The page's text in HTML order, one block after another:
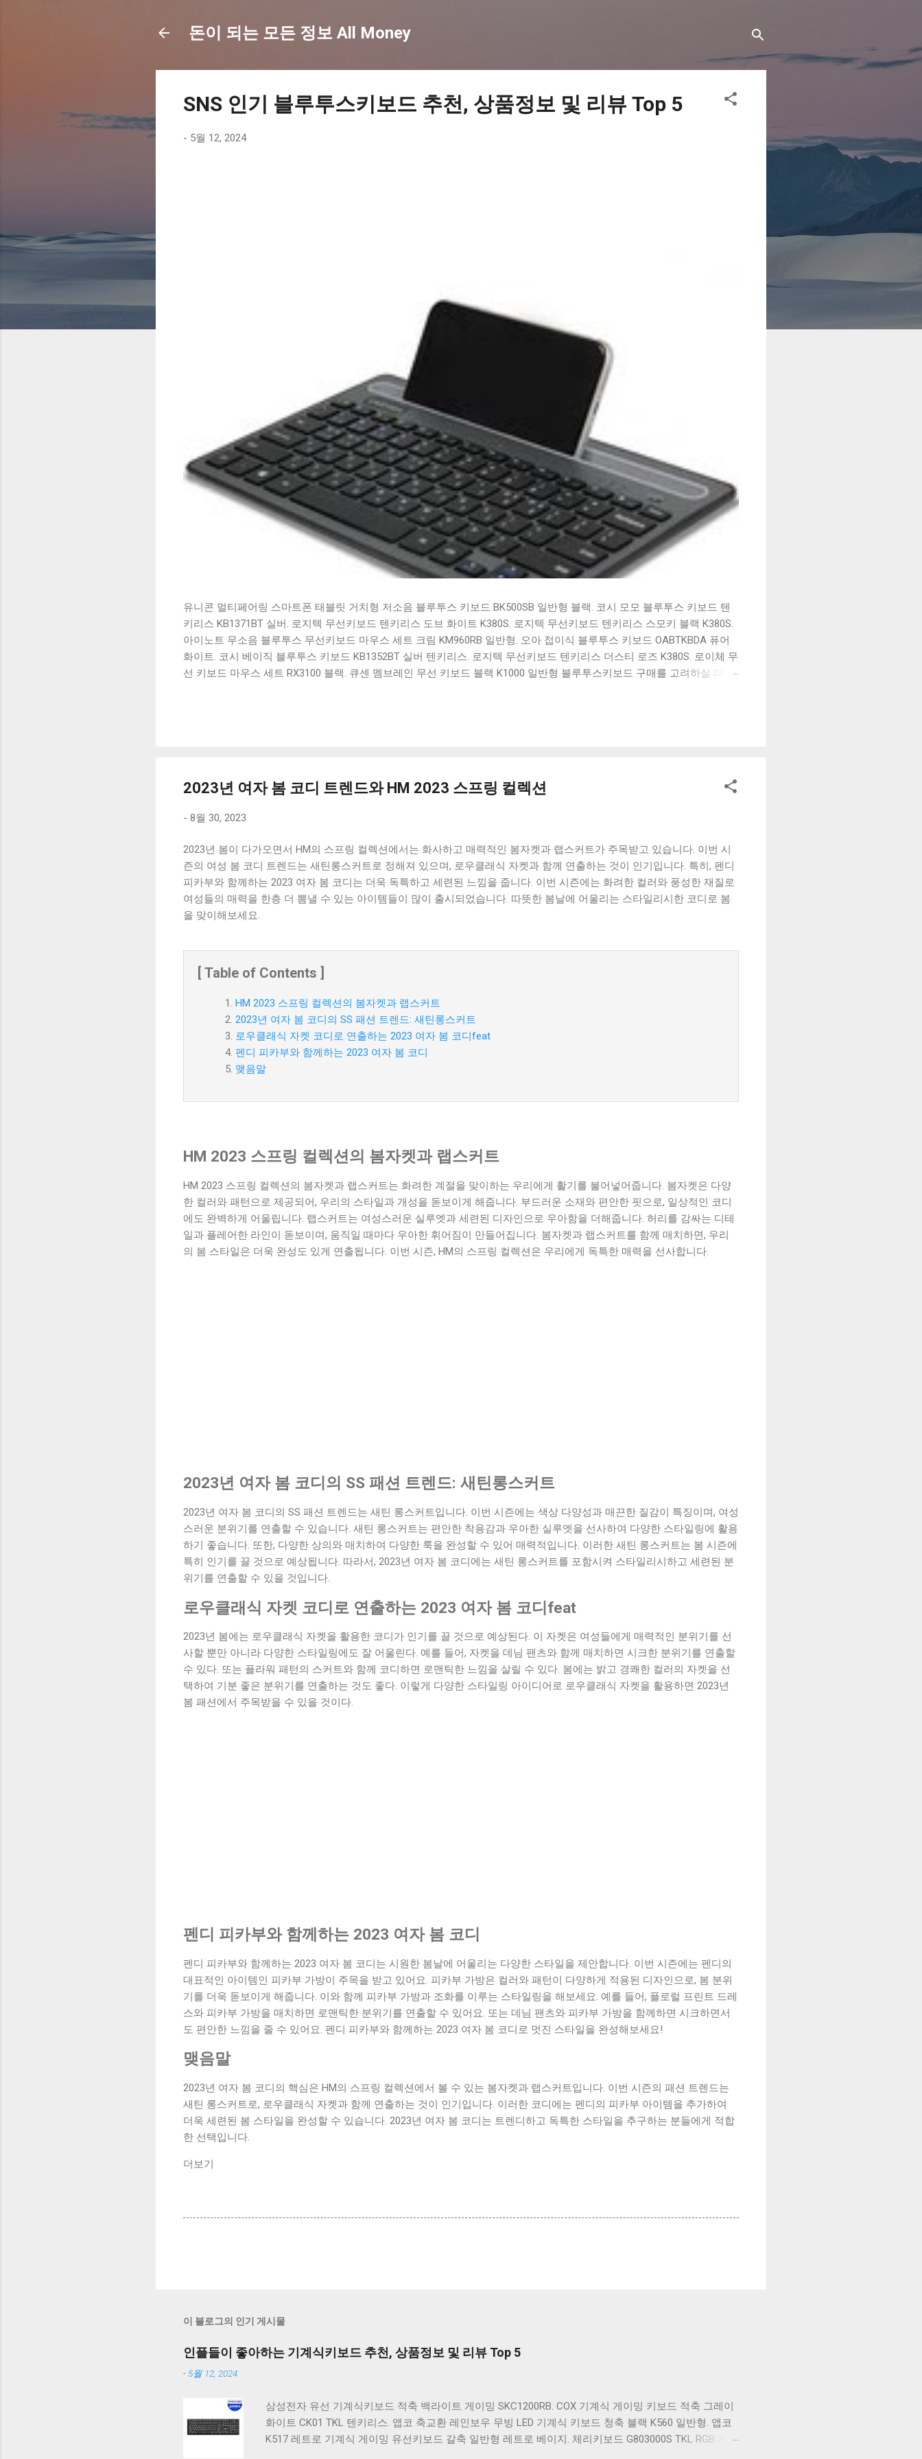
돈이 되는 모든 정보 All Money
SNS 인기 블루투스키보드 추천, 상품정보 및 리뷰 Top 5
- 5월 12, 2024
유니콘 멀티페어링 스마트폰 태블릿 거치형 저소음 블루투스 키보드 BK500SB 일반형 블랙. 코시 모모 블루투스 키보드 텐
키리스 KB1371BT 실버. 로지텍 무선키보드 텐키리스 도브 화이트 K380S. 로지텍 무선키보드 텐키리스 스모키 블랙 K380S.
아이노트 무소음 블루투스 무선키보드 마우스 세트 크림 KM960RB 일반형. 오아 접이식 블루투스 키보드 OABTKBDA 퓨어
화이트. 코시 베이직 블루투스 키보드 KB1352BT 실버 텐키리스. 로지텍 무선키보드 텐키리스 더스티 로즈 K380S. 로이체 무
선 키보드 마우스 세트 RX3100 블랙. 큐센 멤브레인 무선 키보드 블랙 K1000 일반형 블루투스키보드 구매를 고려하실 때, 추
2023년 여자 봄 코디 트렌드와 HM 2023 스프링 컬렉션
- 8월 30, 2023
2023년 봄이 다가오면서 HM의 스프링 컬렉션에서는 화사하고 매력적인 봄자켓과 랩스커트가 주목받고 있습니다. 이번 시
즌의 여성 봄 코디 트렌드는 새틴롱스커트로 정해져 있으며, 로우클래식 자켓과 함께 연출하는 것이 인기입니다. 특히, 펜디
피카부와 함께하는 2023 여자 봄 코디는 더욱 독특하고 세련된 느낌을 줍니다. 이번 시즌에는 화려한 컬러와 풍성한 재질로
여성들의 매력을 한층 더 뽐낼 수 있는 아이템들이 많이 출시되었습니다. 따뜻한 봄날에 어울리는 스타일리시한 코디로 봄
을 맞이해보세요.
[ Table of Contents ]
HM 2023 스프링 컬렉션의 봄자켓과 랩스커트
2023년 여자 봄 코디의 SS 패션 트렌드: 새틴롱스커트
로우클래식 자켓 코디로 연출하는 2023 여자 봄 코디feat
펜디 피카부와 함께하는 2023 여자 봄 코디
맺음말
HM 2023 스프링 컬렉션의 봄자켓과 랩스커트
HM 2023 스프링 컬렉션의 봄자켓과 랩스커트는 화려한 계절을 맞이하는 우리에게 활기를 불어넣어줍니다. 봄자켓은 다양
한 컬러와 패턴으로 제공되어, 우리의 스타일과 개성을 돋보이게 해줍니다. 부드러운 소재와 편안한 핏으로, 일상적인 코디
에도 완벽하게 어울립니다. 랩스커트는 여성스러운 실루엣과 세련된 디자인으로 우아함을 더해줍니다. 허리를 감싸는 디테
일과 플레어한 라인이 돋보이며, 움직일 때마다 우아한 휘어짐이 만들어집니다. 봄자켓과 랩스커트를 함께 매치하면, 우리
의 봄 스타일은 더욱 완성도 있게 연출됩니다. 이번 시즌, HM의 스프링 컬렉션은 우리에게 독특한 매력을 선사합니다.
2023년 여자 봄 코디의 SS 패션 트렌드: 새틴롱스커트
2023년 여자 봄 코디의 SS 패션 트렌드는 새틴 롱스커트입니다. 이번 시즌에는 색상 다양성과 매끈한 질감이 특징이며, 여성
스러운 분위기를 연출할 수 있습니다. 새틴 롱스커트는 편안한 착용감과 우아한 실루엣을 선사하여 다양한 스타일링에 활용
하기 좋습니다. 또한, 다양한 상의와 매치하여 다양한 룩을 완성할 수 있어 매력적입니다. 이러한 새틴 롱스커트는 봄 시즌에
특히 인기를 끌 것으로 예상됩니다. 따라서, 2023년 여자 봄 코디에는 새틴 롱스커트를 포함시켜 스타일리시하고 세련된 분
위기를 연출할 수 있을 것입니다.
로우클래식 자켓 코디로 연출하는 2023 여자 봄 코디feat
2023년 봄에는 로우클래식 자켓을 활용한 코디가 인기를 끌 것으로 예상된다. 이 자켓은 여성들에게 매력적인 분위기를 선
사할 뿐만 아니라 다양한 스타일링에도 잘 어울린다. 예를 들어, 자켓을 데님 팬츠와 함께 매치하면 시크한 분위기를 연출할
수 있다. 또는 플라워 패턴의 스커트와 함께 코디하면 로맨틱한 느낌을 살릴 수 있다. 봄에는 밝고 경쾌한 컬러의 자켓을 선
택하여 기분 좋은 분위기를 연출하는 것도 좋다. 이렇게 다양한 스타일링 아이디어로 로우클래식 자켓을 활용하면 2023년
봄 패션에서 주목받을 수 있을 것이다.
펜디 피카부와 함께하는 2023 여자 봄 코디
펜디 피카부와 함께하는 2023 여자 봄 코디는 시원한 봄날에 어울리는 다양한 스타일을 제안합니다. 이번 시즌에는 펜디의
대표적인 아이템인 피카부 가방이 주목을 받고 있어요. 피카부 가방은 컬러와 패턴이 다양하게 적용된 디자인으로, 봄 분위
기를 더욱 돋보이게 해줍니다. 이와 함께 피카부 가방과 조화를 이루는 스타일링을 해보세요. 예를 들어, 플로럴 프린트 드레
스와 피카부 가방을 매치하면 로맨틱한 분위기를 연출할 수 있어요. 또는 데님 팬츠와 피카부 가방을 함께하면 시크하면서
도 편안한 느낌을 줄 수 있어요. 펜디 피카부와 함께하는 2023 여자 봄 코디로 멋진 스타일을 완성해보세요!
맺음말
2023년 여자 봄 코디의 핵심은 HM의 스프링 컬렉션에서 볼 수 있는 봄자켓과 랩스커트입니다. 이번 시즌의 패션 트렌드는
새틴 롱스커트로, 로우클래식 자켓과 함께 연출하는 것이 인기입니다. 이러한 코디에는 펜디의 피카부 아이템을 추가하여
더욱 세련된 봄 스타일을 완성할 수 있습니다. 2023년 여자 봄 코디는 트렌디하고 독특한 스타일을 추구하는 분들에게 적합
한 선택입니다.
더보기
이 블로그의 인기 게시물
인플들이 좋아하는 기계식키보드 추천, 상품정보 및 리뷰 Top 5
- 5월 12, 2024
삼성전자 유선 기계식키보드 적축 백라이트 게이밍 SKC1200RB. COX 기계식 게이밍 키보드 적축 그레이
화이트 CK01 TKL 텐키리스. 앱코 축교환 레인보우 무빙 LED 기계식 키보드 청축 블랙 K560 일반형. 앱코
K517 레트로 기계식 게이밍 유선키보드 갈축 일반형 레트로 베이지. 체리키보드 G803000S TKL RGB 게이